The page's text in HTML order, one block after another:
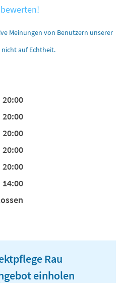
Meinungen von Benutzern unserer
auf Echtheit.
20:00
20:00
20:00
20:00
20:00
14:00
Rau
einholen